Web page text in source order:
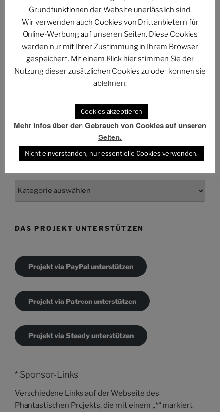
The Billion Dollar Man – The Last Laugh Syndicate –
Music Video
DAS PROJEKT UNTERSTÜTZEN
Projekt via PayPal unterstützen
Projekt via Patreon unterstützen
Projekt via Steady unterstützen
* Sponsor-Links
Verschiedene Links auf der Webseite des
Phantastischen Projekts, die mit einem „*“ markiert
Grundfunktionen der Website unerlässlich sind.
Wir verwenden auch Cookies von Drittanbietern für
Online-Werbung auf unseren Seiten. Diese Cookies
werden nur mit Ihrer Zustimmung in Ihrem Browser
gespeichert. Mit einem Klick hier stimmen Sie der
Nutzung dieser zusätzlichen Cookies zu oder können sie
ablehnen:
Cookies akzeptieren
Mehr Infos über den Gebrauch von Cookies auf unseren
Seiten.
Nicht einverstanden, nur essentielle Cookies verwenden.